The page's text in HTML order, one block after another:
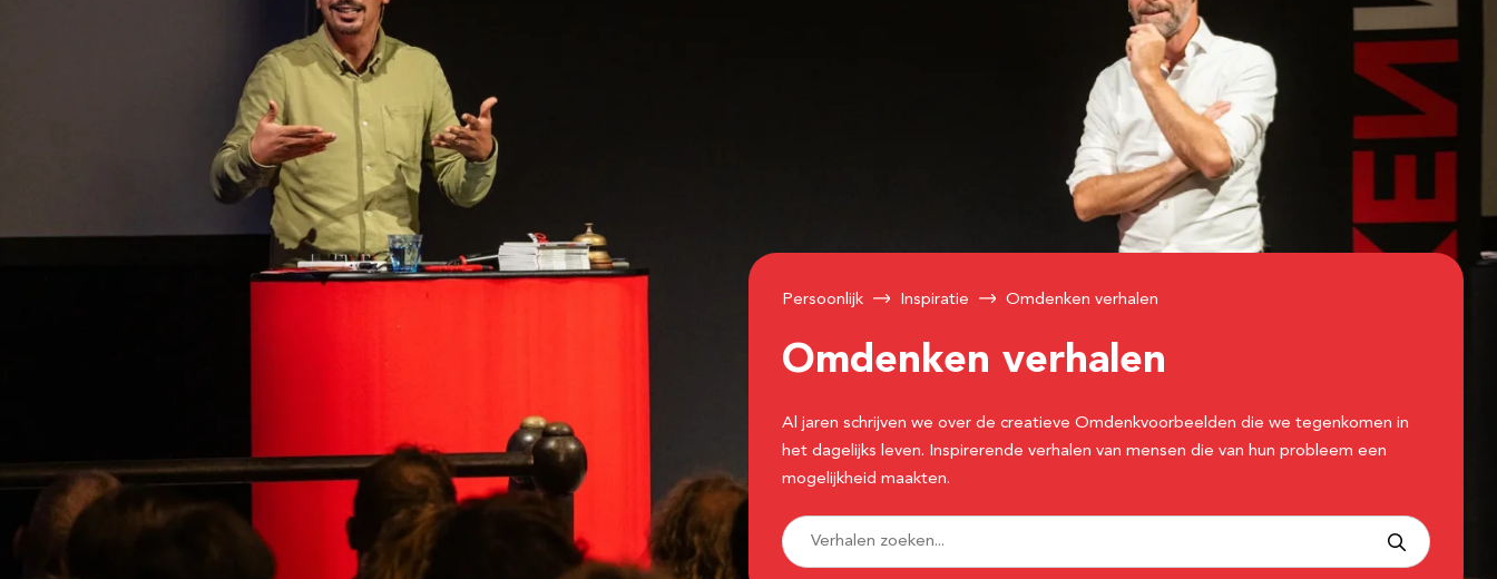
Persoonlijk Inspiratie Omdenken verhalen
Omdenken verhalen
Al jaren schrijven we over de creatieve Omdenkvoorbeelden die we tegenkomen in
het dagelijks leven. Inspirerende verhalen van mensen die van hun probleem een
mogelijkheid maakten.